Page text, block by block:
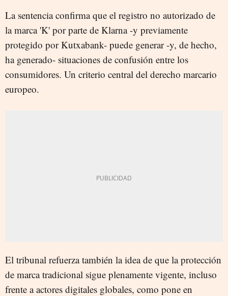
La sentencia confirma que el registro no autorizado de
la marca 'K' por parte de Klarna -y previamente
protegido por Kutxabank- puede generar -y, de hecho,
ha generado- situaciones de confusión entre los
consumidores. Un criterio central del derecho marcario
europeo.
El tribunal refuerza también la idea de que la protección
de marca tradicional sigue plenamente vigente, incluso
frente a actores digitales globales, como pone en